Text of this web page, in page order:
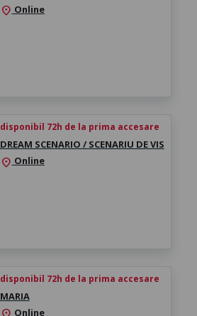
location_on Online
disponibil 72h de la prima accesare
DREAM SCENARIO / SCENARIU DE VIS
location_on Online
disponibil 72h de la prima accesare
MARIA
Online